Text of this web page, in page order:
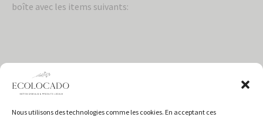
Nous utilisons des technologies comme les cookies. En acceptant ces
boîte avec les items suivants:
Bombe de bains
Savon en barre
Gel douche